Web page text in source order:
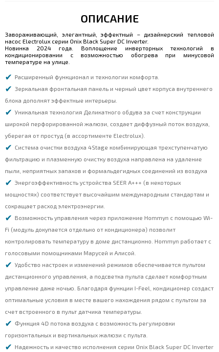
ОПИСАНИЕ
Завораживающий, элегантный, эффектный – дизайнерский тепловой
насос Electrolux серии Onix Black Super DC Inverter.
Новинка 2024 года. Воплощение инверторных технологий в
кондиционировании с возможностью обогрева при минусовой
температуре на улице.
Расширенный функционал и технологии комфорта.
Зеркальная фронтальная панель и черный цвет корпуса внутреннего
блока дополнят эффектные интерьеры.
Уникальная технология Деликатного обдува за счет конструкции
широкой перфорированной жалюзи, создает диффузный поток воздуха,
уберегая от простуд (в ассортименте Electroluх).
Система очистки воздуха 4Stage комбинирующая трехступенчатую
фильтрацию и плазменную очистку воздуха направлена на удаление
пыли, неприятных запахов и формальдегидных соединений из воздуха
Энергоэффективность устройства SEER А+++ (в некоторых
мощностях) соответствует высочайшим международным стандартам и
сокращает расход электроэнергии.
Возможность управления через приложение Hommyn с помощью Wi-
Fi (модуль докупается отдельно от кондиционера) позволит
контролировать температуру в доме дистанционно. Hommyn работает с
голосовыми помощниками Марусей и Алисой.
Удобство настроек и изменений режимов обеспечивается пультом
дистанционного управления, а подсветка пульта сделает комфортным
управление даже ночью. Благодаря функции I-Feel, кондиционер создаст
оптимальные условия в месте вашего нахождения рядом с пультом за
счет встроенного в пульт датчика температуры.
Функция 4D потока воздуха с возможность регулировки
горизонтальных и вертикальных жалюзи с пульта.
Надежность и качество исполнения серии Onix Black Super DC Inverter